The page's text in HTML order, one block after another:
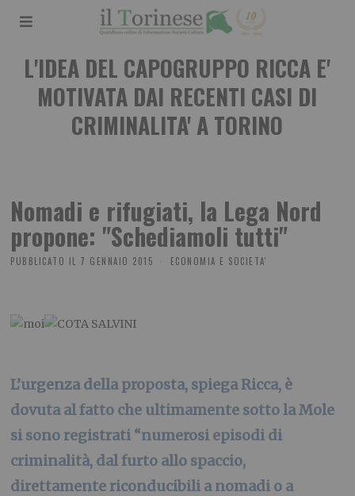
L'IDEA DEL CAPOGRUPPO RICCA E'
MOTIVATA DAI RECENTI CASI DI
CRIMINALITA' A TORINO
Nomadi e rifugiati, la Lega Nord
propone: "Schediamoli tutti"
PUBBLICATO IL 7 GENNAIO 2015 ECONOMIA E SOCIETA'
L’urgenza della proposta, spiega Ricca, è
dovuta al fatto che ultimamente sotto la Mole
si sono registrati “numerosi episodi di
criminalità, dal furto allo spaccio,
direttamente riconducibili a nomadi o a